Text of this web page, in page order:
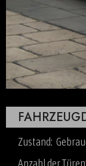
Zustand:
Anzahl der